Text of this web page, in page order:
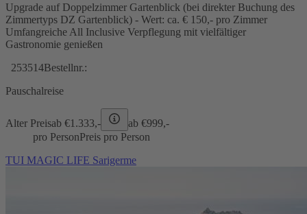
Upgrade auf Doppelzimmer Gartenblick (bei direkter Buchung des
Zimmertyps DZ Gartenblick) - Wert: ca. € 150,- pro Zimmer
Umfangreiche All Inclusive Verpflegung mit vielfältiger
Gastronomie genießen
253514Bestellnr.:
Pauschalreise
Alter Preisab €1.333,- ab €999,-
pro PersonPreis pro Person
TUI MAGIC LIFE Sarigerme